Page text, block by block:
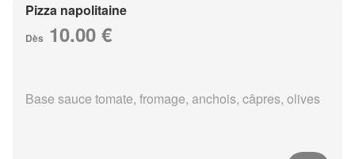
Pizza napolitaine
Dès 10.00 €
Base sauce tomate, fromage, anchois, câpres, olives